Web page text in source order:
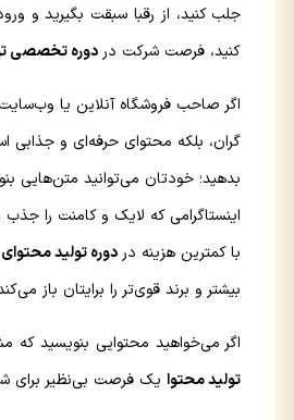
جلب کنید، از رقبا سبقت بگیرید و
کنید، فرصت شرکت در دوره تخصصی
گران، بلکه محتوای حرفه‌ای و جذابی
بدهید؛ خودتان می‌توانید متن‌هایی
اینستاگرامی که لایک و کامنت را
با کمترین هزینه در دوره تولید
بیشتر و برند قوی‌تر را برایتان باز
اگر می‌خواهید محتوایی بنویسید که
تولید محتوایک فرصت بی‌نظیر برای